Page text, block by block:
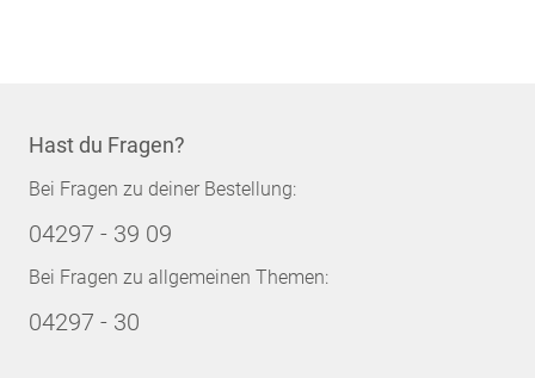
Hast du Fragen?
Bei Fragen zu deiner Bestellung:
04297 - 39 09
Bei Fragen zu allgemeinen Themen:
04297 - 30